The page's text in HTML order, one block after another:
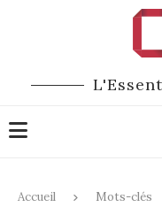
Accueil Mots-clés